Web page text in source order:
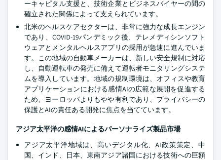
ーキャピタル支援と、技術企業とビジネスバイヤーの間の
確立された関係によって支えられています。
北米のヘルスケアセクターは、非常に強力な成長エンジン
であり、COVID-19パンデミック後、テレメディシンソフト
ウェアとメンタルヘルスアプリの採用が急速に進んでいま
す。この地域の自動車メーカーは、新しい安全規制に対応
し、自動運転車の発売に備えて運転者モニタリングシステ
ムを導入しています。地域の規制環境は、オフィスや教育
アプリケーションにおける感情AIの広範な展開を促進する
ため、ヨーロッパよりもやや有利であり、プライバシーの
保護とAIの責任ある開発に焦点を当てています。
アジア太平洋の感情AIによるパーソナライズ製品市場
アジア太平洋地域は、高いデジタル化、AI政策策定、中
国、インド、日本、東南アジア諸国における技術への巨額